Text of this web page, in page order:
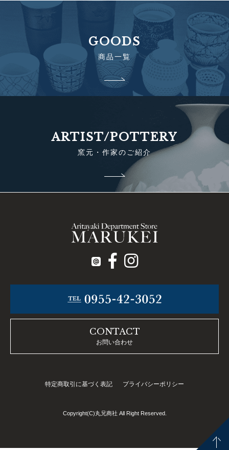
GOODS
商品一覧
ARTIST/POTTERY
窯元・作家のご紹介
CONTACT
お問い合わせ
特定商取引に基づく表記 プライバシーポリシー
Copyright(C)丸兄商社 All Right Reserved.